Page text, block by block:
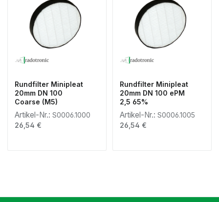
Rundfilter Minipleat
20mm DN 100
Coarse (M5)
Artikel-Nr.: S0006.1000
Regulärer Preis:
26,54 €
Rundfilter Minipleat
20mm DN 100 ePM
2,5 65%
Artikel-Nr.: S0006.1005
Regulärer Preis:
26,54 €